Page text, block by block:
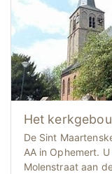
Het
De Sint
AA in Ophemert.
Molenstraat aan